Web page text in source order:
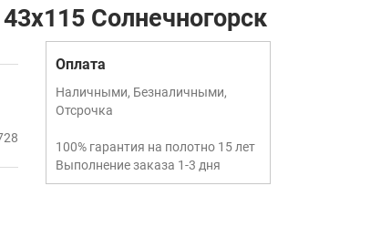
Солнечногорск
Оплата
Наличными, Безналичными,
Отсрочка
100% гарантия на полотно 15 лет
Выполнение заказа 1-3 дня